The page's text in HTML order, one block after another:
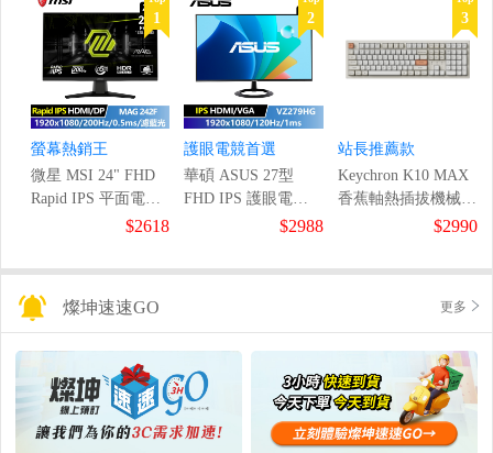
1
螢幕熱銷王
微星 MSI 24" FHD
Rapid IPS 平面電競
$2618
2
護眼電競首選
華碩 ASUS 27型
FHD IPS 護眼電競
$2988
3
站長推薦款
Keychron K10 MAX
香蕉軸熱插拔機械鍵
$2990
燦坤速速GO 更多